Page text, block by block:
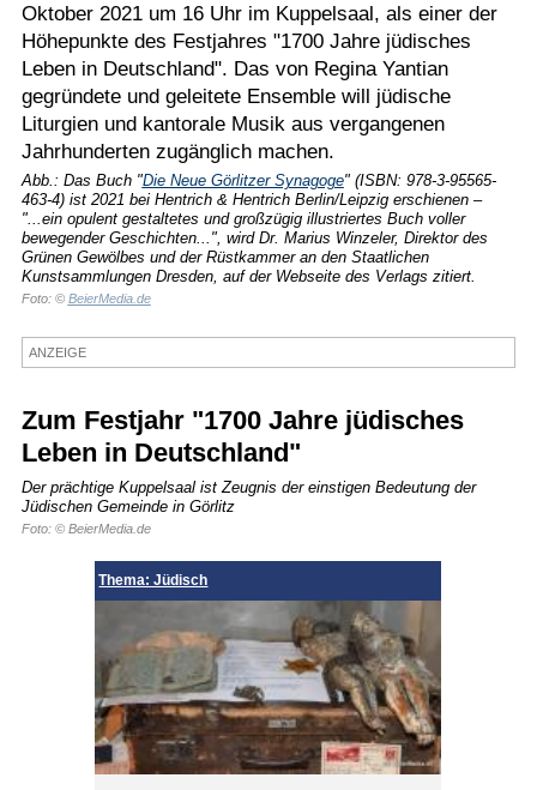
Kultur
Sport
Termine
Kostenlos
Oktober 2021 um 16 Uhr im Kuppelsaal, als einer der
Höhepunkte des Festjahres "1700 Jahre jüdisches
Leben in Deutschland". Das von Regina Yantian
gegründete und geleitete Ensemble will jüdische
Liturgien und kantorale Musik aus vergangenen
Jahrhunderten zugänglich machen.
Abb.: Das Buch "Die Neue Görlitzer Synagoge" (ISBN: 978-3-95565-
463-4) ist 2021 bei Hentrich & Hentrich Berlin/Leipzig erschienen –
"...ein opulent gestaltetes und großzügig illustriertes Buch voller
bewegender Geschichten...", wird Dr. Marius Winzeler, Direktor des
Grünen Gewölbes und der Rüstkammer an den Staatlichen
Kunstsammlungen Dresden, auf der Webseite des Verlags zitiert.
Foto: © BeierMedia.de
ANZEIGE
Zum Festjahr "1700 Jahre jüdisches
Leben in Deutschland"
Der prächtige Kuppelsaal ist Zeugnis der einstigen Bedeutung der
Jüdischen Gemeinde in Görlitz
Foto: © BeierMedia.de
Thema: Jüdisch